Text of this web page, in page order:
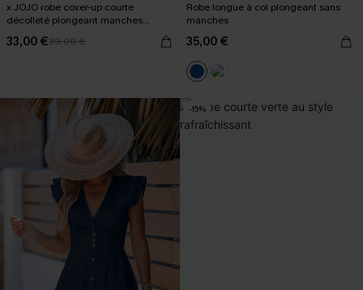
x JOJO robe cover-up courte
décolleté plongeant manches
33,00 €39,00 €
Robe longue à col plongeant sans
manches
35,00 €
-15%